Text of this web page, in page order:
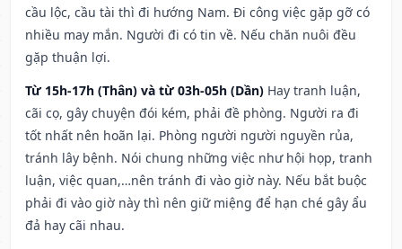
cầu lộc, cầu tài thì đi hướng Nam. Đi công việc gặp gỡ có
nhiều may mắn. Người đi có tin về. Nếu chăn nuôi đều
gặp thuận lợi.
Từ 15h-17h (Thân) và từ 03h-05h (Dần) Hay tranh luận,
cãi cọ, gây chuyện đói kém, phải đề phòng. Người ra đi
tốt nhất nên hoãn lại. Phòng người người nguyền rủa,
tránh lây bệnh. Nói chung những việc như hội họp, tranh
luận, việc quan,…nên tránh đi vào giờ này. Nếu bắt buộc
phải đi vào giờ này thì nên giữ miệng để hạn ché gây ẩu
đả hay cãi nhau.